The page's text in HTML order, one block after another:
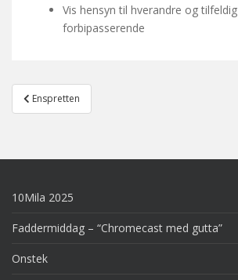
Vis hensyn til hverandre og tilfeldig
forbipasserende
Post
navigation
Enspretten
10Mila 2025
Faddermiddag – “Chromecast med gutta”
Onstek